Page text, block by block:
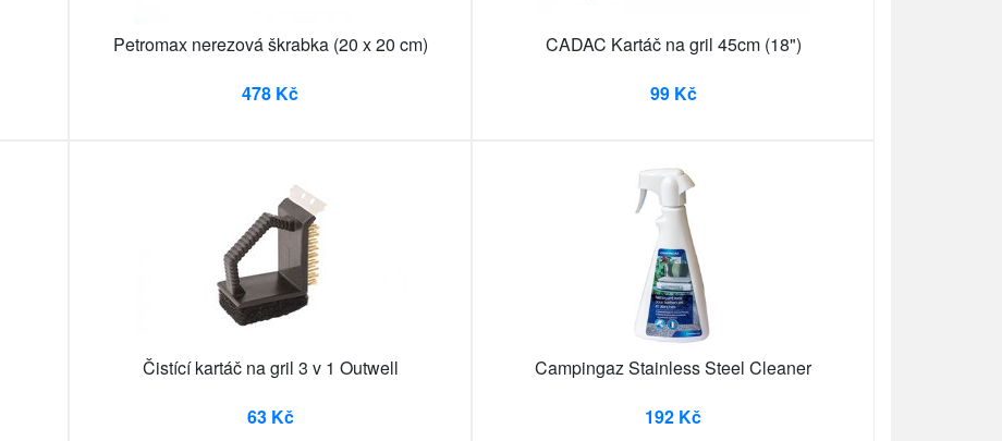
Petromax nerezová škrabka (20 x 20 cm)
478 Kč
CADAC Kartáč na gril 45cm (18")
99 Kč
Čistící kartáč na gril 3 v 1 Outwell
63 Kč
Campingaz Stainless Steel Cleaner
192 Kč